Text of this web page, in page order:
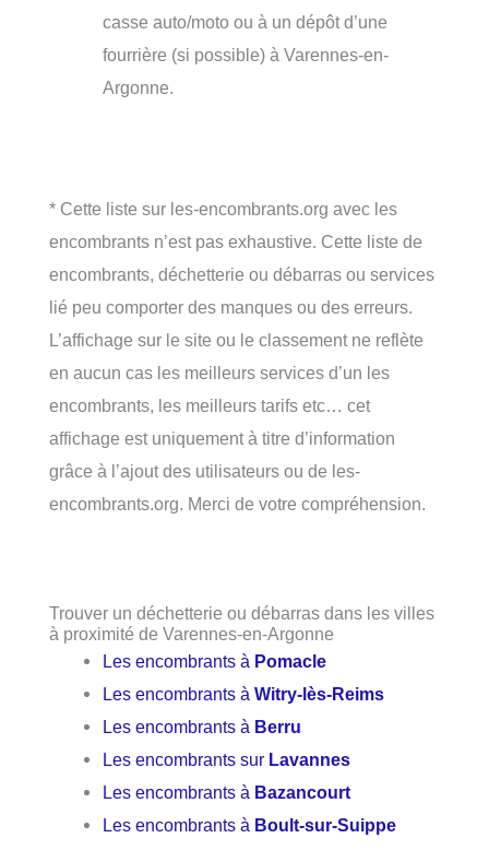
casse auto/moto ou à un dépôt d’une
fourrière (si possible) à Varennes-en-
Argonne.
* Cette liste sur les-encombrants.org avec les
encombrants n’est pas exhaustive. Cette liste de
encombrants, déchetterie ou débarras ou services
lié peu comporter des manques ou des erreurs.
L’affichage sur le site ou le classement ne reflète
en aucun cas les meilleurs services d’un les
encombrants, les meilleurs tarifs etc… cet
affichage est uniquement à titre d’information
grâce à l’ajout des utilisateurs ou de les-
encombrants.org. Merci de votre compréhension.
Trouver un déchetterie ou débarras dans les villes
à proximité de Varennes-en-Argonne
Les encombrants à Pomacle
Les encombrants àWitry-lès-Reims
Les encombrants à Berru
Les encombrants sur Lavannes
Les encombrants à Bazancourt
Les encombrants à Boult-sur-Suippe